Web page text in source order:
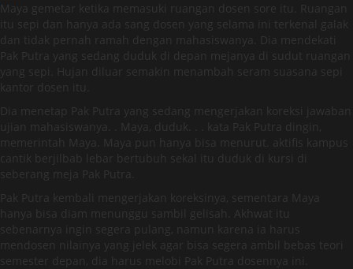
Maya gemetar ketika memasuki ruangan dosen sore itu. Ruangan
itu sepi dan hanya ada sang dosen yang selama ini terkenal galak
dan tidak pernah ramah dengan mahasiswanya. Dia mendekati
Pak Putra yang sedang duduk di depan mejanya di sudut ruangan
yang sepi. Hujan diluar semakin menambah seram suasana sepi
kantor dosen itu.
Dia menetap Pak Putra yang sedang mengerjakan koreksi jawaban
ujian mahasiswanya. . Maya, duduk. . . kata Pak Putra dingin,
memerintah Maya. Maya pun hanya bisa menurut. aktifis kampus
cantik berjilbab lebar bertubuh sekal itu duduk di kursi di
seberang meja Pak Putra.
Pak Putra kembali mengerjakan koreksinya, sementara Maya
hanya bisa diam menunggu sambil gelisah. Akhwat itu
sebenarnya ingin segera pulang, namun karena ia harus
mendosen nilainya yang jelek agar bisa segera ambil bebas teori
semester depan, dia harus melobi Pak Putra dosennya ini.